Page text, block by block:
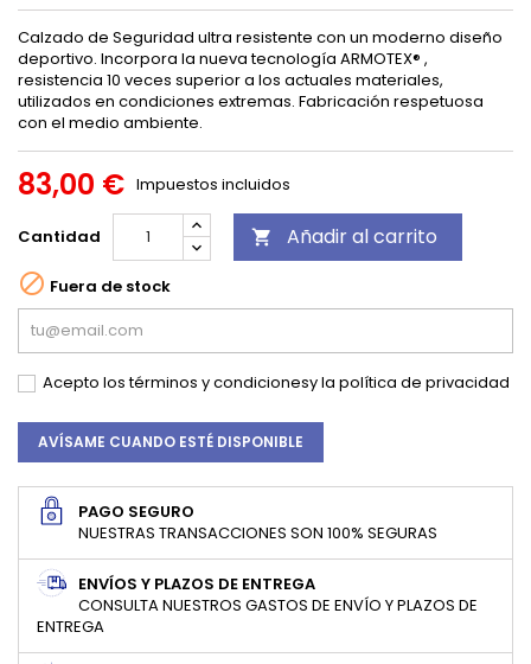
Calzado de Seguridad ultra resistente con un moderno diseño
deportivo. Incorpora la nueva tecnología ARMOTEX® ,
resistencia 10 veces superior a los actuales materiales,
utilizados en condiciones extremas. Fabricación respetuosa
con el medio ambiente.
83,00 € Impuestos incluidos
Cantidad  Añadir al carrito
 Fuera de stock
Acepto lostérminos y condicionesy la política de privacidad
AVÍSAME CUANDO ESTÉ DISPONIBLE
PAGO SEGURO
NUESTRAS TRANSACCIONES SON 100% SEGURAS
ENVÍOS Y PLAZOS DE ENTREGA
CONSULTA NUESTROS GASTOS DE ENVÍO Y PLAZOS DE
ENTREGA